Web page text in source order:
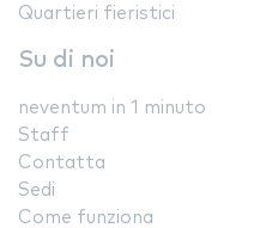
Quartieri fieristici
Su di noi
neventum in 1 minuto
Staff
Contatta
Sedi
Come funziona